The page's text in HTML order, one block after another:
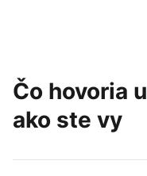
Čo hovoria
ako ste vy